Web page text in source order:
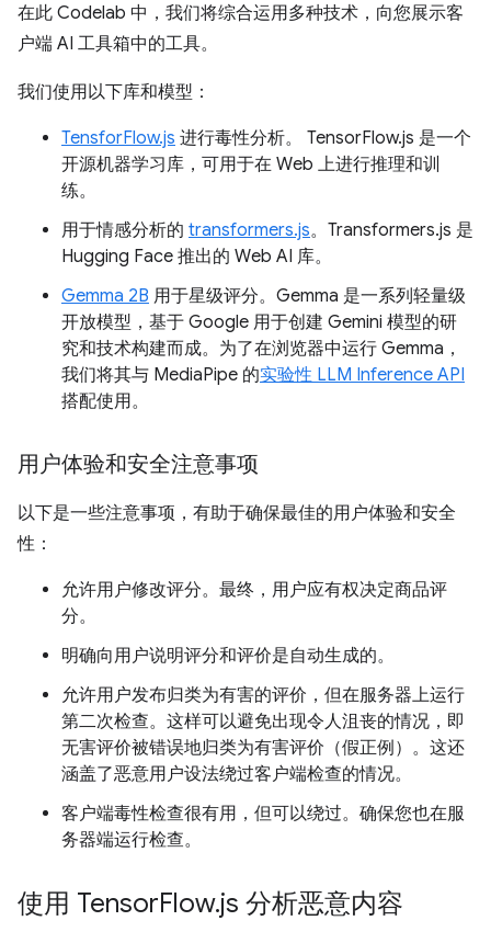
在此 Codelab 中，我们将综合运用多种技术，向您展示客
户端 AI 工具箱中的工具。
我们使用以下库和模型：
TensforFlow.js 进行毒性分析。 TensorFlow.js 是一个
开源机器学习库，可用于在 Web 上进行推理和训
练。
用于情感分析的 transformers.js。Transformers.js 是
Hugging Face 推出的 Web AI 库。
Gemma 2B 用于星级评分。Gemma 是一系列轻量级
开放模型，基于 Google 用于创建 Gemini 模型的研
究和技术构建而成。为了在浏览器中运行 Gemma，
我们将其与 MediaPipe 的实验性 LLM Inference API
搭配使用。
用户体验和安全注意事项
以下是一些注意事项，有助于确保最佳的用户体验和安全
性：
允许用户修改评分。最终，用户应有权决定商品评
分。
明确向用户说明评分和评价是自动生成的。
允许用户发布归类为有害的评价，但在服务器上运行
第二次检查。这样可以避免出现令人沮丧的情况，即
无害评价被错误地归类为有害评价（假正例）。这还
涵盖了恶意用户设法绕过客户端检查的情况。
客户端毒性检查很有用，但可以绕过。确保您也在服
务器端运行检查。
使用 TensorFlow.js 分析恶意内容